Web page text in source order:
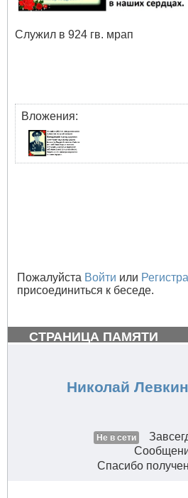
Служил в 924 гв. мрап
Вложения:
Пожалуйста Войти или
присоединиться к беседе.
СТРАНИЦА ПАМЯТИ
Николай Левкин
Не в сети
Спасибо